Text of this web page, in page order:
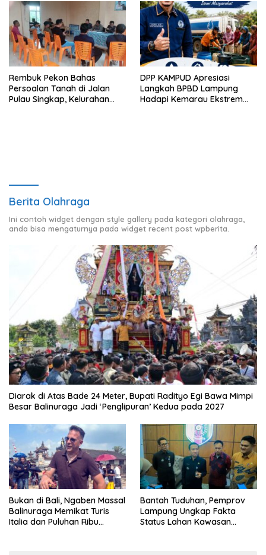
Rembuk Pekon Bahas
Persoalan Tanah di Jalan
Pulau Singkap, Kelurahan
DPP KAMPUD Apresiasi
Langkah BPBD Lampung
Hadapi Kemarau Ekstrem
Berita Olahraga
Ini contoh widget dengan style gallery pada kategori olahraga,
anda bisa mengaturnya pada widget recent post wpberita.
Diarak di Atas Bade 24 Meter, Bupati Radityo Egi Bawa Mimpi
Besar Balinuraga Jadi ‘Penglipuran’ Kedua pada 2027
Bukan di Bali, Ngaben Massal
Balinuraga Memikat Turis
Italia dan Puluhan Ribu
Bantah Tuduhan, Pemprov
Lampung Ungkap Fakta
Status Lahan Kawasan